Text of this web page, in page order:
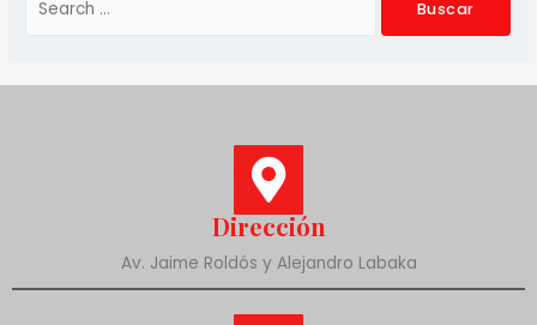
Dirección
Av. Jaime Roldós y Alejandro Labaka